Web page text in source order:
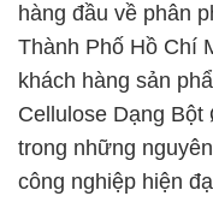
hàng đầu về phân
Thành Phố Hồ Chí
khách hàng sản
Cellulose Dạng
trong những
công nghiệp hiện